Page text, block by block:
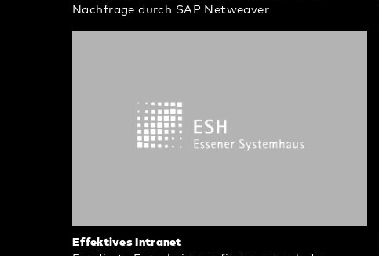
Nachfrage durch SAP Netweaver
Effektives Intranet